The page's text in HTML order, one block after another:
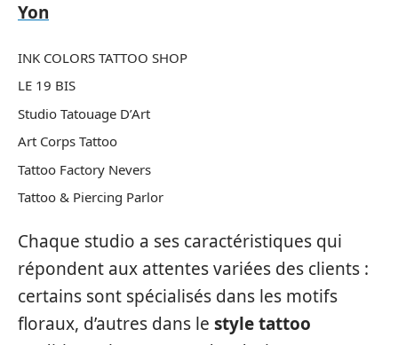
Yon
INK COLORS TATTOO SHOP
LE 19 BIS
Studio Tatouage D’Art
Art Corps Tattoo
Tattoo Factory Nevers
Tattoo & Piercing Parlor
Chaque studio a ses caractéristiques qui
répondent aux attentes variées des clients :
certains sont spécialisés dans les motifs
floraux, d’autres dans le style tattoo